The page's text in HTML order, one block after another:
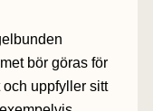
bör göras för
uppfyller sitt